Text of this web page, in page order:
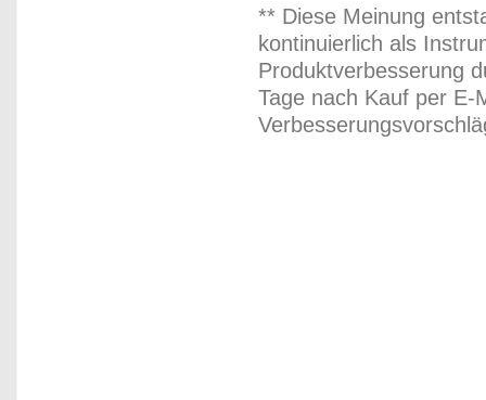
** Diese Meinung
kontinuierlich als
Produktverbesserung
Tage nach Kauf per E-